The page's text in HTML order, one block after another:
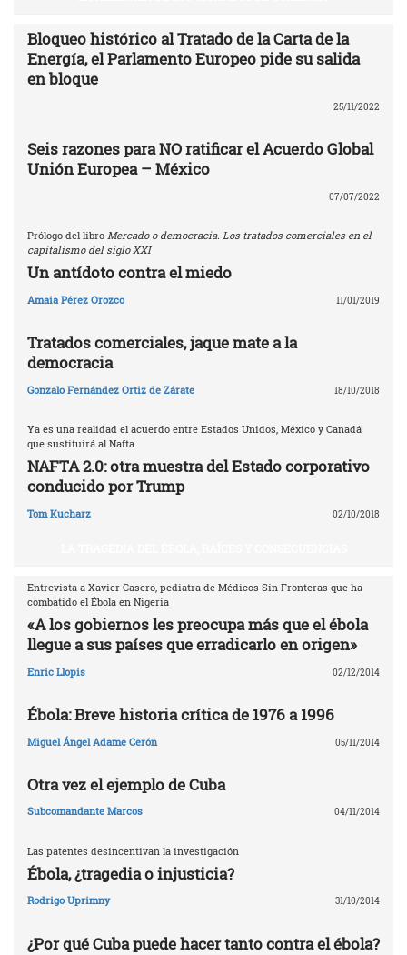
Bloqueo histórico al Tratado de la Carta de la
Energía, el Parlamento Europeo pide su salida
en bloque
25/11/2022
Seis razones para NO ratificar el Acuerdo Global
Unión Europea – México
07/07/2022
Prólogo del libro Mercado o democracia. Los tratados comerciales en el
capitalismo del siglo XXI
Un antídoto contra el miedo
Amaia Pérez Orozco 11/01/2019
Tratados comerciales, jaque mate a la
democracia
Gonzalo Fernández Ortiz de Zárate 18/10/2018
Ya es una realidad el acuerdo entre Estados Unidos, México y Canadá
que sustituirá al Nafta
NAFTA 2.0: otra muestra del Estado corporativo
conducido por Trump
Tom Kucharz 02/10/2018
Entrevista a Xavier Casero, pediatra de Médicos Sin Fronteras que ha
combatido el Ébola en Nigeria
«A los gobiernos les preocupa más que el ébola
llegue a sus países que erradicarlo en origen»
Enric Llopis 02/12/2014
Ébola: Breve historia crítica de 1976 a 1996
Miguel Ángel Adame Cerón 05/11/2014
Otra vez el ejemplo de Cuba
Subcomandante Marcos 04/11/2014
Las patentes desincentivan la investigación
Ébola, ¿tragedia o injusticia?
Rodrigo Uprimny 31/10/2014
¿Por qué Cuba puede hacer tanto contra el ébola?